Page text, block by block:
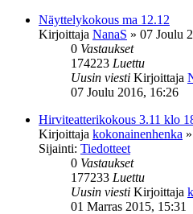
Näyttelykokous ma 12.12
Kirjoittaja NanaS » 07 Joulu
0 Vastaukset
174223 Luettu
Uusin viesti Kirjoittaja
07 Joulu 2016, 16:26
Hirviteatterikokous 3.11 klo
Kirjoittaja kokonainenhenka »
Sijainti: Tiedotteet
0 Vastaukset
177233 Luettu
Uusin viesti Kirjoittaja
01 Marras 2015, 15:31